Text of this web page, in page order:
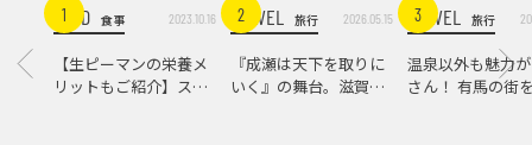
1FOOD 食事 2023.10.16
【生ピーマンの栄養メ
リットもご紹介】スパ
2
TRAVEL 旅行 2026.05.15
『成瀬は天下を取りに
いく』の舞台。滋賀県
3
TRAVEL 旅行
温泉以外も魅力
さん！ 有馬の街